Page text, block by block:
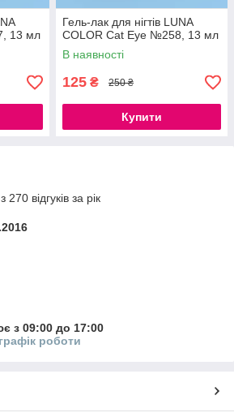
13 мл
Гель-лак для нігтів LUNA
COLOR Cat Eye №258, 13 мл
В наявності
125 ₴ 250 ₴
Купити
відгуків за рік
з 09:00 до 17:00
роботи